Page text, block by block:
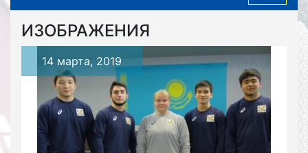
ИЗОБРАЖЕНИЯ
14 марта, 2019